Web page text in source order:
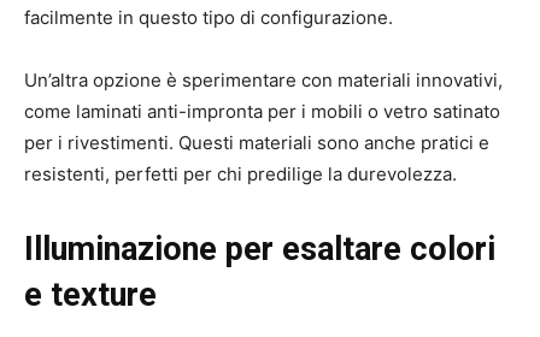
facilmente in questo tipo di configurazione.
Un’altra opzione è sperimentare con materiali innovativi,
come laminati anti-impronta per i mobili o vetro satinato
per i rivestimenti. Questi materiali sono anche pratici e
resistenti, perfetti per chi predilige la durevolezza.
Illuminazione per esaltare colori
e texture